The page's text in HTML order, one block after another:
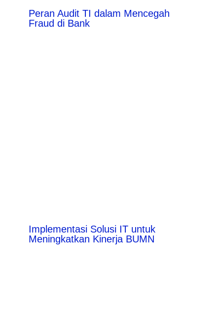
Peran Audit TI dalam Mencegah
Fraud di Bank
Implementasi Solusi IT untuk
Meningkatkan Kinerja BUMN